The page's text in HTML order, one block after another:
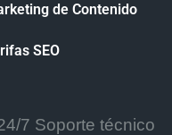
de Contenido
SEO
7 Soporte técnico